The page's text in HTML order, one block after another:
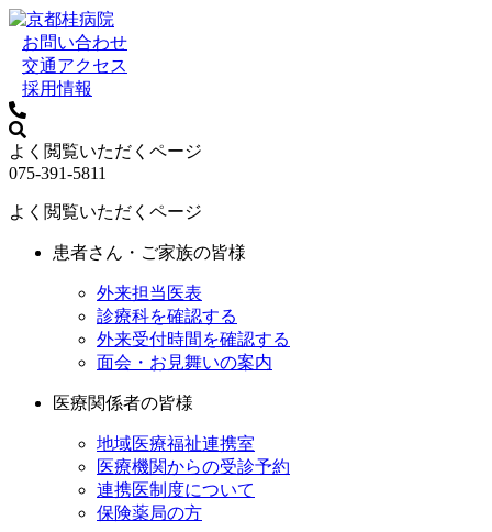
お問い合わせ
交通アクセス
採用情報
よく閲覧いただくページ
075-391-5811
よく閲覧いただくページ
患者さん・ご家族の皆様
外来担当医表
診療科を確認する
外来受付時間を確認する
面会・お見舞いの案内
医療関係者の皆様
地域医療福祉連携室
医療機関からの受診予約
連携医制度について
保険薬局の方